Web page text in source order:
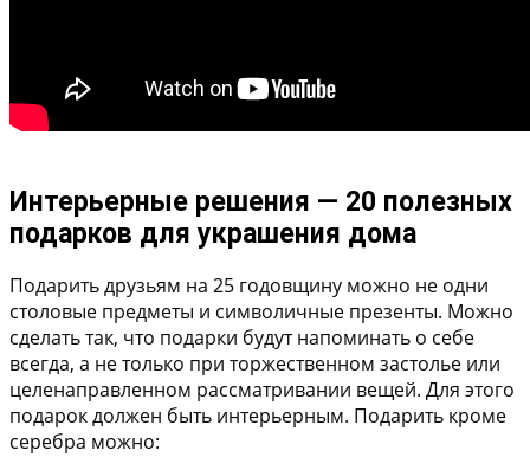
Интерьерные решения — 20 полезных
подарков для украшения дома
Подарить друзьям на 25 годовщину можно не одни
столовые предметы и символичные презенты. Можно
сделать так, что подарки будут напоминать о себе
всегда, а не только при торжественном застолье или
целенаправленном рассматривании вещей. Для этого
подарок должен быть интерьерным. Подарить кроме
серебра можно: